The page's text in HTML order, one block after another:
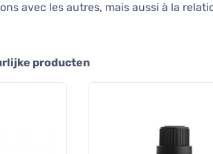
avec les autres, mais aussi à la
producten